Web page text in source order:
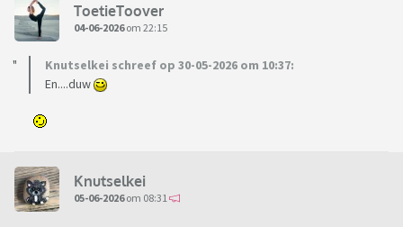
ToetieToover
04-06-2026om 22:15
Knutselkei schreef op 30-05-2026 om 10:37:
En....duw
Knutselkei
05-06-2026om 08:31